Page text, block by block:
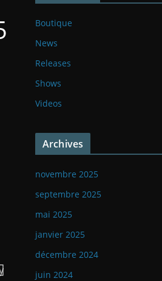
Boutique
News
Releases
Shows
Videos
Archives
novembre 2025
septembre 2025
mai 2025
janvier 2025
décembre 2024
juin 2024